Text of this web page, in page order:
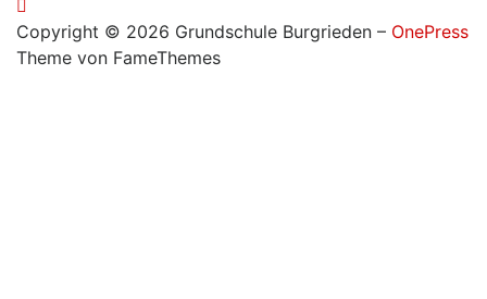
Copyright © 2026 Grundschule Burgrieden – OnePress
Theme von FameThemes